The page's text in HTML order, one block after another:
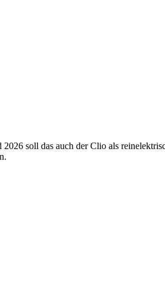
soll das auch der Clio als